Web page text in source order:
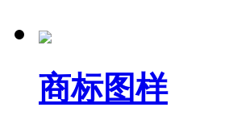
商标图样